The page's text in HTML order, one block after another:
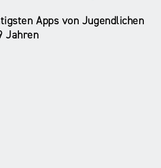
Apps von Jugendlichen
Jahren